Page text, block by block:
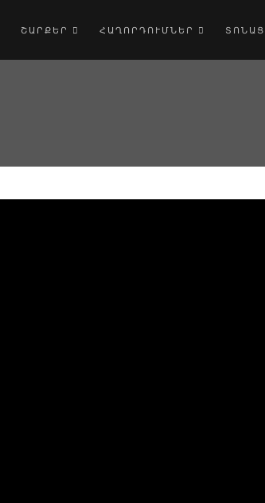
ՇԱՐՔԵՐ ՀԱՂՈՐԴՈՒՄՆԵՐ